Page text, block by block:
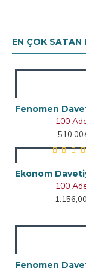
EN ÇOK SATAN
Fenomen
100
Ekonom
100
Fenomen